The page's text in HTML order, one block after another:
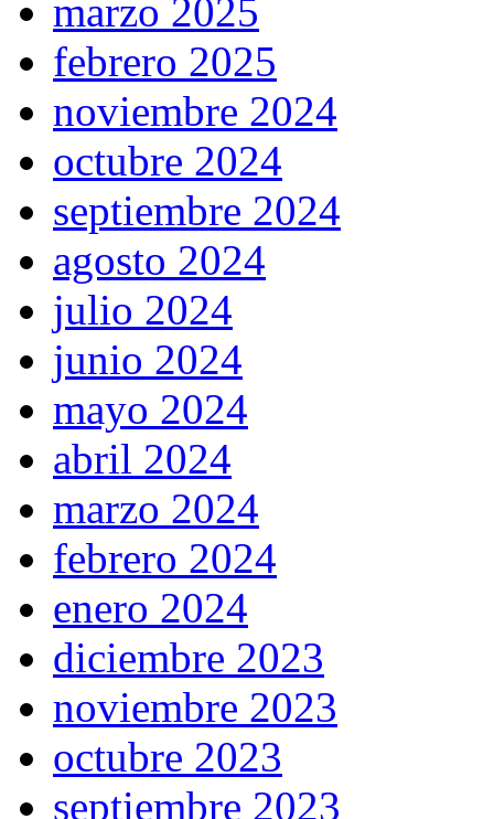
marzo 2025
febrero 2025
noviembre 2024
octubre 2024
septiembre 2024
agosto 2024
julio 2024
junio 2024
mayo 2024
abril 2024
marzo 2024
febrero 2024
enero 2024
diciembre 2023
noviembre 2023
octubre 2023
septiembre 2023